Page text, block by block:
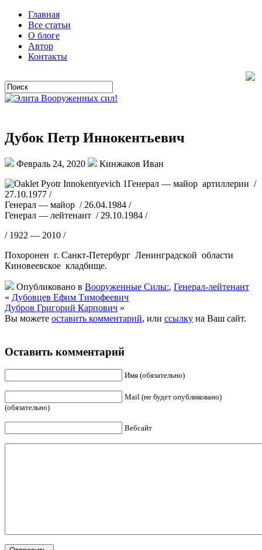
Главная
Все статьи
О блоге
Автор
Контакты
Дубок Петр Иннокентьевич
Февраль 24, 2020
Кинжаков Иван
Генерал — майор артиллерии /
27.10.1977 /
Генерал — майор / 26.04.1984 /
Генерал — лейтенант / 29.10.1984 /
/ 1922 — 2010 /
Похоронен г. Санкт-Петербург Ленинградской области
Киновеевское кладбище.
Опубликовано в Вооруженные Силы:, Генерал-лейтенант
« Дубовцев Ефим Тимофеевич
Дубров Григорий Карпович »
Вы можете оставить комментарий, или ссылку на Ваш сайт.
Оставить комментарий
Имя (обязательно)
Mail (не будет опубликовано)
(обязательно)
Вебсайт